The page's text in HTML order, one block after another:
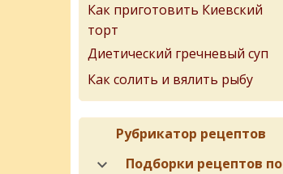
Как приготовить Киевский
торт
Диетический гречневый суп
Как солить и вялить рыбу
Рубрикатор рецептов
Подборки рецептов по